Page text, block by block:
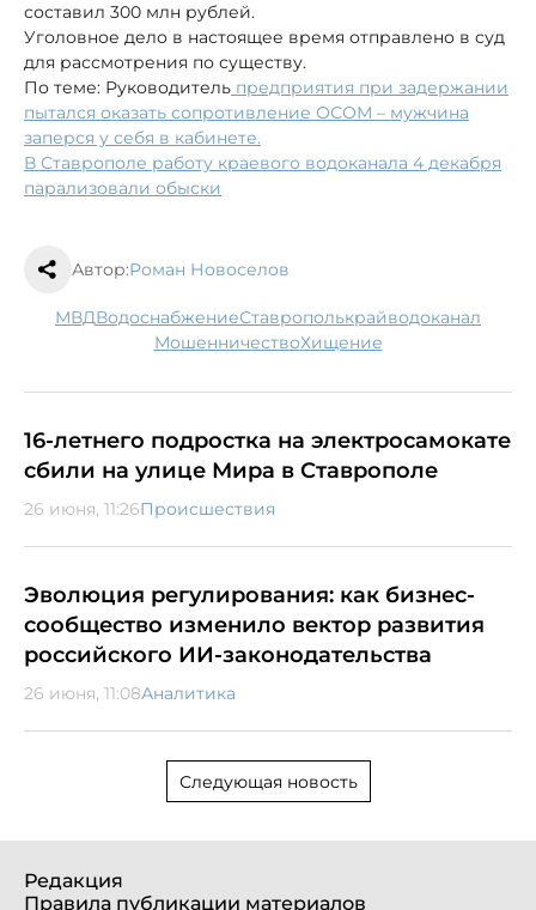
составил 300 млн рублей.
Уголовное дело в настоящее время отправлено в суд
для рассмотрения по существу.
По теме: Руководитель предприятия при задержании
пытался оказать сопротивление ОСОМ – мужчина
заперся у себя в кабинете.
В Ставрополе работу краевого водоканала 4 декабря
парализовали обыски
Автор:Роман Новоселов
МВД водоснабжение
Ставрополькрайводоканал
мошенничество хищение
16-летнего подростка на электросамокате
сбили на улице Мира в Ставрополе
26 июня, 11:26Происшествия
Эволюция регулирования: как бизнес-
сообщество изменило вектор развития
российского ИИ-законодательства
26 июня, 11:08Аналитика
Следующая новость
Редакция
Правила публикации материалов